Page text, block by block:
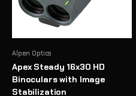
Alpen Optics
Apex Steady 16x30 HD
Binoculars with Image
Stabilization